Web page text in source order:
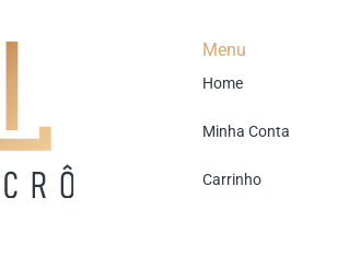
Menu
Home
Minha Conta
Carrinho